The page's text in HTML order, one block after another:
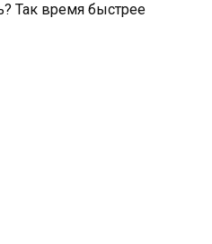
Так время быстрее